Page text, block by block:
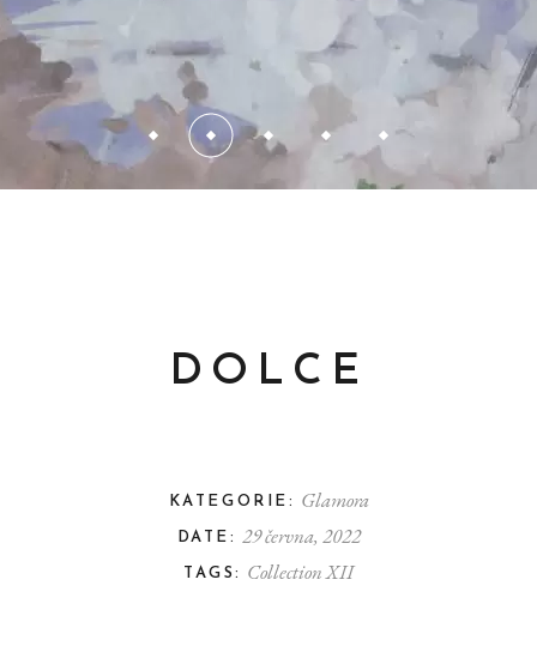
DOLCE
KATEGORIE: Glamora
DATE: 29 června, 2022
TAGS: Collection XII